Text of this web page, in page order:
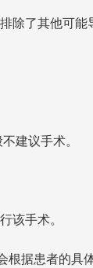
除了其他可能
建议手术。
该手术。
据患者的具